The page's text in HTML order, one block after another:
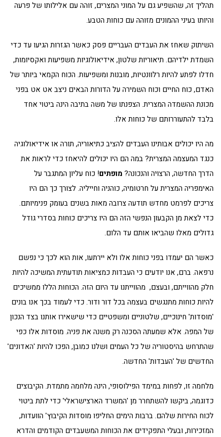
תהליך זה, שהשפיע גם על המוני המצרים, זוהה עם אלילותו של פרעה
והיותו בעיני ההמונים מזוהה עם כוחות הטבע.
השיתוק שאחז את העבדים העבריים פסק כאשר הגזרות הגיעו עד כדי
השמדת ילדיהם. תיאוריות שלטון, אידיאולוגיות משפיעות ואקסיומות,
חדלו לפתע להיות רלוונטיות, מובנות ומשפיעות. הכוח הקמאי ביותר של
האדם, כוח החיים וכוח השמירה על הדורות הבאים ניצב אט אט בפני
מכונת ההשמדה המצרית. הצפנתו של משה בתיבה הינה ביטוי אחד
בלבד להתעוררותם של כוחות אלו.
מה היו יכולים אבותינו העבדים להציב כתיאוריה, תורה או אידיאולוגיה
כנגד המעצמה המצרית? במה הם היו יכולים להיאחז כדי לראות את
הדרך החדשה, הרצויה והנכונה?מופתים! כוח עליון המתגבר על
האימפריה המצרית על חרטומיה, כוהניה וחייליה. לצורך כך הם היו
צריכים לפרמט מחדש תודעה צרובה מאות בשנים בעומק פנימיותם.
כדי לצאת מן הקבעון הנפשי הזה הם היו צריכים כוחות בסדרי גודל
גדולים מאלו שהביאו אותם עד הלום.
כאשר הם יעמדו בפני כוחות אלו ולא יירתעו, אות הוא לכך כי נפשם
נרפאה. ברם, אנו יודעים כי העבדות כמציאות תודעתית המשיכה להיות
חלק מהווייתם, ובעצם, מהווייתנו עד היום הזה. הכוחות הללו ממשיכים
להיות כוחות מתנגשים בעצמה בכל דור ודור. כדי לעמוד בכך אנו בונים
'מוסדות' חינוכיים, שלטוניים ומשפטיים כדי שישאירו אותנו בצד הנכון
של המפה. אלא שמעתה הסכנה רק משנה את פניה. מוסדות אלו כפי
שהתרחש בהיסטוריה של כל העמים ושלנו כמובן, הפכו להיות 'האדונים'
החדשים של 'העבדות' החדשה.
מלחמה זו, לפחות במימד הפילוסופי, הינה מלחמה מתמדת. הקיבוצים
כדוגמה, ביקשו להשתחרר מן 'המשרד הארצישראלי' כדי לתת ביטוי
לכוח החירות שלהם. ברבות הימים החליפו מוסדות הקיבוץ' הוועדות,
המזכירות, ובעלי התפקידים את הכוחות המשעבדים הקודמים והדרא